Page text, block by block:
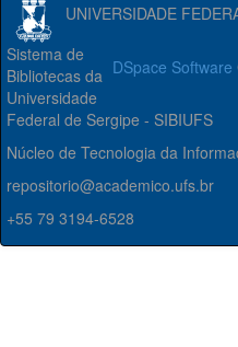
UNIVERSIDADE
DSpace Software
Sistema de
Bibliotecas da
Universidade
Federal de Sergipe - SIBIUFS
Núcleo de Tecnologia da
repositorio@academico.ufs.br
+55 79 3194-6528